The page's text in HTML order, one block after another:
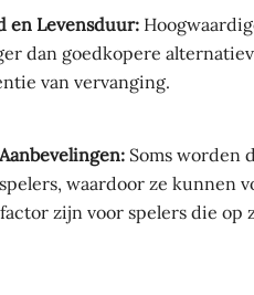
en Levensduur:
dan goedkopere
van vervanging.
Soms worden
waardoor ze kunnen
zijn voor spelers die